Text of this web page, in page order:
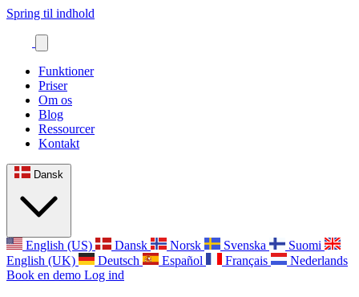
Spring til indhold
Funktioner
Priser
Om os
Blog
Ressourcer
Kontakt
Dansk
English (US) Dansk Norsk Svenska
Suomi
English (UK)
Deutsch Español Français
Nederlands
Book en demo Log ind